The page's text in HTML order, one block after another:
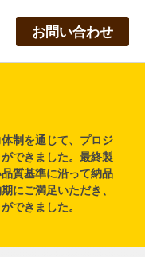
お問い合わせ
制を通じて、プロジ
できました。最終製
質基準に沿って納品
にご満足いただき、
できました。